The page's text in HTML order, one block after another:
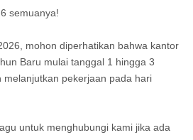
semuanya!
mohon diperhatikan bahwa kantor
Baru mulai tanggal 1 hingga 3
melanjutkan pekerjaan pada hari
untuk menghubungi kami jika ada